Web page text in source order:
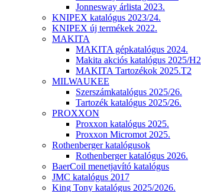
Jonnesway árlista 2023.
KNIPEX katalógus 2023/24.
KNIPEX új termékek 2022.
MAKITA
MAKITA gépkatalógus 2024.
Makita akciós katalógus 2025/H2
MAKITA Tartozékok 2025.T2
MILWAUKEE
Szerszámkatalógus 2025/26.
Tartozék katalógus 2025/26.
PROXXON
Proxxon katalógus 2025.
Proxxon Micromot 2025.
Rothenberger katalógusok
Rothenberger katalógus 2026.
BaerCoil menetjavító katalógus
JMC katalógus 2017
King Tony katalógus 2025/2026.